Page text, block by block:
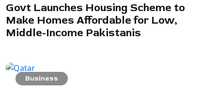
Govt Launches Housing Scheme to
Make Homes Affordable for Low,
Middle-Income Pakistanis
Business